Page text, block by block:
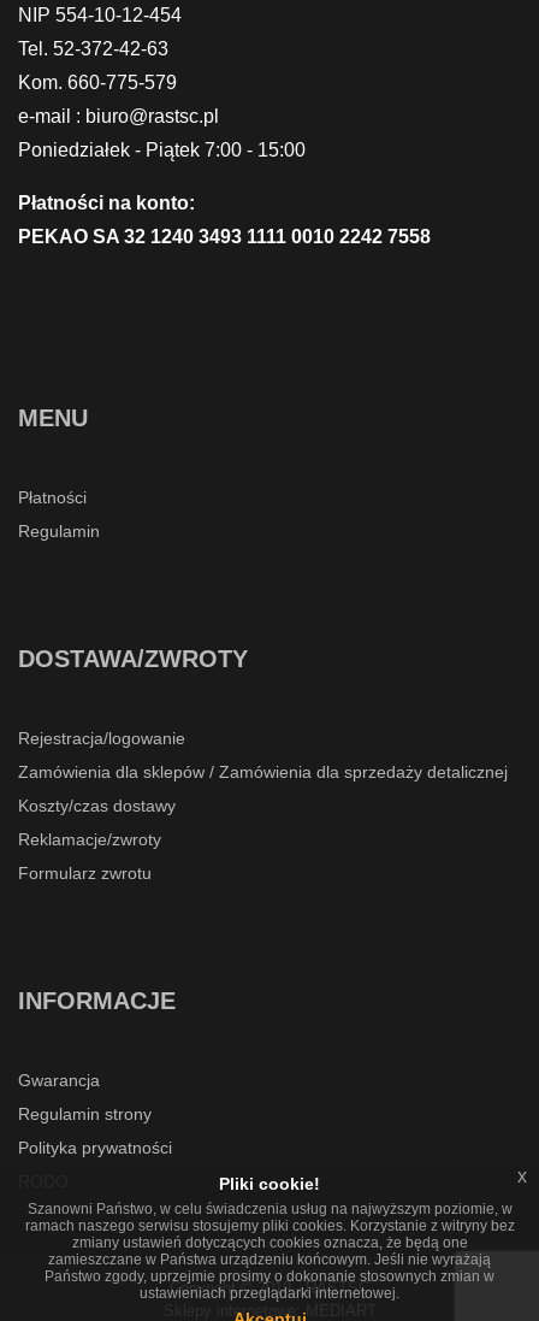
NIP 554-10-12-454
Tel. 52-372-42-63
Kom. 660-775-579
e-mail : biuro@rastsc.pl
Poniedziałek - Piątek 7:00 - 15:00
Płatności na konto:
PEKAO SA 32 1240 3493 1111 0010 2242 7558
MENU
Płatności
Regulamin
DOSTAWA/ZWROTY
Rejestracja/logowanie
Zamówienia dla sklepów / Zamówienia dla sprzedaży detalicznej
Koszty/czas dostawy
Reklamacje/zwroty
Formularz zwrotu
INFORMACJE
Gwarancja
Regulamin strony
Polityka prywatności
Copyright © 2019 - RASTSC
Sklepy internetowe
: MEDIART
Pliki cookie!
Szanowni Państwo, w celu świadczenia usług na najwyższym poziomie, w
ramach naszego serwisu stosujemy pliki cookies. Korzystanie z witryny bez
zmiany ustawień dotyczących cookies oznacza, że będą one
zamieszczane w Państwa urządzeniu końcowym. Jeśli nie wyrażają
Państwo zgody, uprzejmie prosimy o dokonanie stosownych zmian w
ustawieniach przeglądarki internetowej.
x